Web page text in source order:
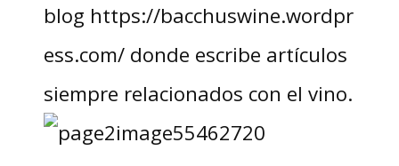
blog https://bacchuswine.wordpr
ess.com/ donde escribe artículos
siempre relacionados con el vino.